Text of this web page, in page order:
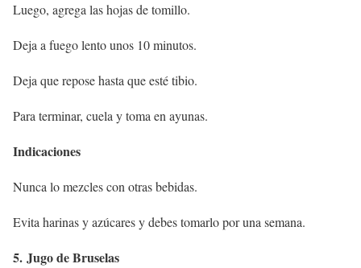
Luego, agrega las hojas de tomillo.
Deja a fuego lento unos 10 minutos.
Deja que repose hasta que esté tibio.
Para terminar, cuela y toma en ayunas.
Indicaciones
Nunca lo mezcles con otras bebidas.
Evita harinas y azúcares y debes tomarlo por una semana.
5. Jugo de Bruselas